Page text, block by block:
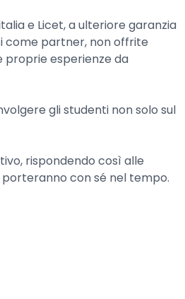
e Licet, a ulteriore garanzia
come partner, non offrite
proprie esperienze da
gli studenti non solo sul
rispondendo così alle
con sé nel tempo.